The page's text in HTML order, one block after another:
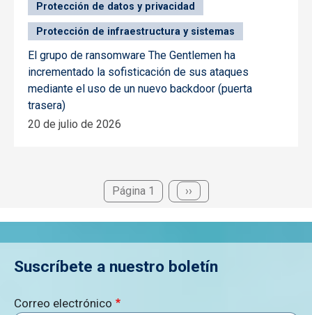
Protección de datos y privacidad
Protección de infraestructura y sistemas
El grupo de ransomware The Gentlemen ha
incrementado la sofisticación de sus ataques
mediante el uso de un nuevo backdoor (puerta
trasera)
20 de julio de 2026
Página 1 Siguiente página
››
Suscríbete a nuestro boletín
Correo electrónico